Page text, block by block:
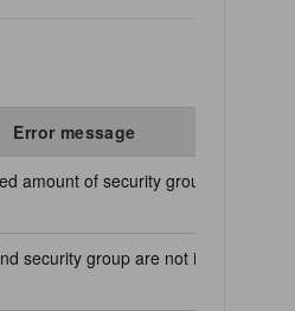
Error message
amount of security groups that an
security group are not in the same